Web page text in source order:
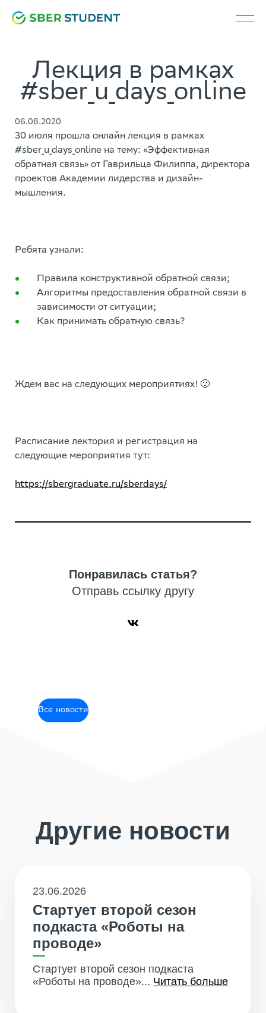
Лекция в рамках
#sber_u_days_online
06.08.2020
30 июля прошла онлайн лекция в рамках
#sber_u_days_online на тему: «Эффективная
обратная связь» от Гаврильца Филиппа, директора
проектов Академии лидерства и дизайн-
мышления.
Ребята узнали:
Правила конструктивной обратной связи;
Алгоритмы предоставления обратной связи в
зависимости от ситуации;
Как принимать обратную связь?
Ждем вас на следующих мероприятиях! 🙂
Расписание лектория и регистрация на
следующие мероприятия тут:
https://sbergraduate.ru/sberdays/
Понравилась статья?
Отправь ссылку другу
Все новости
Другие новости
23.06.2026
Стартует второй сезон
подкаста «Роботы на
проводе»
Стартует второй сезон подкаста
«Роботы на проводе»... Читать больше